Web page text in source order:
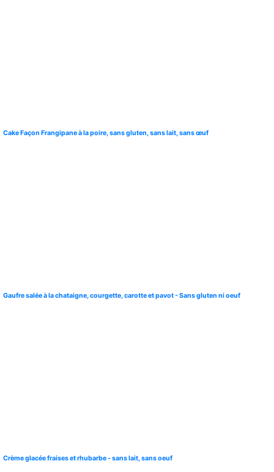
Cake Façon Frangipane à la poire, sans gluten, sans lait, sans œuf
Gaufre salée à la chataigne, courgette, carotte et pavot - Sans gluten ni oeuf
Crème glacée fraises et rhubarbe - sans lait, sans oeuf